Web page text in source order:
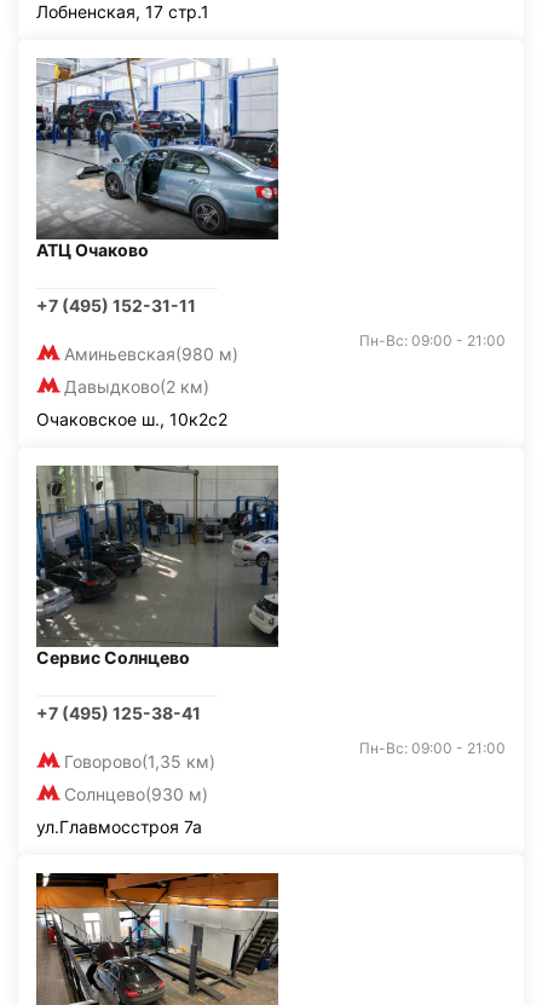
Лобненская, 17 стр.1
АТЦ Очаково
+7 (495) 152-31-11
Аминьевская(980 м)
Давыдково(2 км)
Пн-Вс: 09:00 - 21:00
Очаковское ш., 10к2с2
Сервис Солнцево
+7 (495) 125-38-41
Говорово(1,35 км)
Солнцево(930 м)
Пн-Вс: 09:00 - 21:00
ул.Главмосстроя 7а